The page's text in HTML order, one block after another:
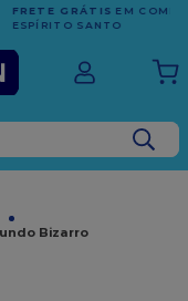
PARA O
Bizarro